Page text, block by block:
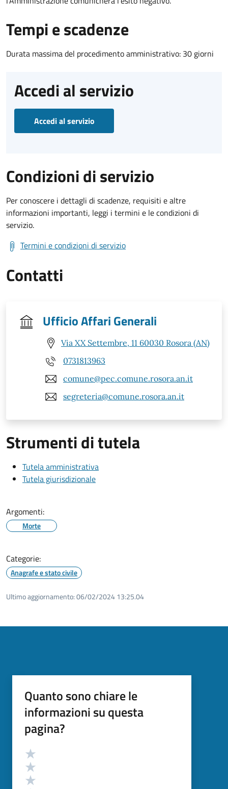
Tempi e scadenze
Durata massima del procedimento amministrativo: 30 giorni
Accedi al servizio
Accedi al servizio
Condizioni di servizio
Per conoscere i dettagli di scadenze, requisiti e altre
informazioni importanti, leggi i termini e le condizioni di
servizio.
Termini e condizioni di servizio
Contatti
Ufficio Affari Generali
Via XX Settembre, 11 60030 Rosora (AN)
0731813963
comune@pec.comune.rosora.an.it
segreteria@comune.rosora.an.it
Strumenti di tutela
Tutela amministrativa
Tutela giurisdizionale
Argomenti:
Morte
Categorie:
Anagrafe e stato civile
Ultimo aggiornamento:06/02/2024 13:25.04
Quanto sono chiare le
informazioni su questa
pagina?
Valutazione